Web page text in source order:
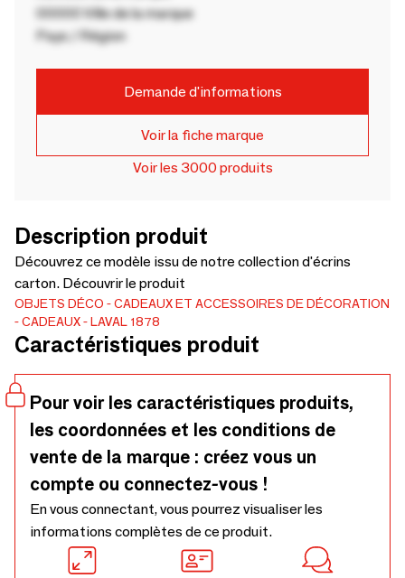
00000 Ville de la marque
Pays / Région
Demande d'informations
Voir la fiche marque
Voir les 3000 produits
Description produit
Découvrez ce modèle issu de notre collection d'écrins
carton. Découvrir le produit
OBJETS DÉCO
CADEAUX ET ACCESSOIRES DE DÉCORATION
CADEAUX
LAVAL 1878
Caractéristiques produit
Pour voir les caractéristiques produits,
les coordonnées et les conditions de
vente de la marque : créez vous un
compte ou connectez-vous !
En vous connectant, vous pourrez visualiser les
informations complètes de ce produit.